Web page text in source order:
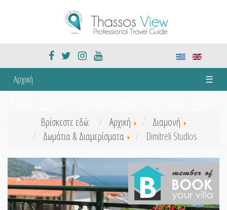
Αρχική ☰
Βρίσκεστε εδώ: Αρχική
Διαμονή
Δωμάτια & Διαμερίσματα
Dimitreli Studios